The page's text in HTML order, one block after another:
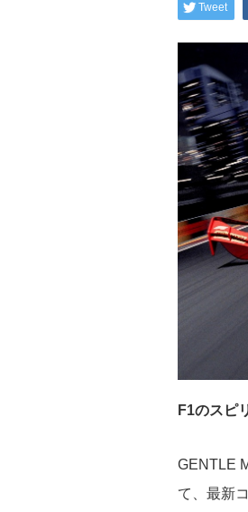
Tweet
F1のスピ
GENTLE
て、最新